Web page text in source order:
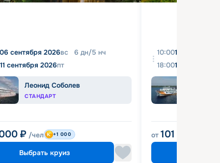
06 сентября 2026вс 6 дн/5 нч
11 сентября 2026пт
Леонид Соболев
СТАНДАРТ
₽ /чел +1 000
Выбрать круиз
10:0010 августа
18:0016 августа
от 101 900